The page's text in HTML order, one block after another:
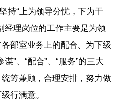
持“上为领导分忧，下为干
经理岗位的工作主要是为领
部室业务上的配合、为下级
”、“配合”、“服务”的三大
筹兼顾，合理安排，努力做
行满意。